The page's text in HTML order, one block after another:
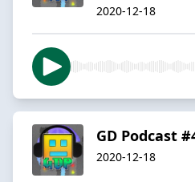
2020-12-18
GD Podcast
2020-12-18